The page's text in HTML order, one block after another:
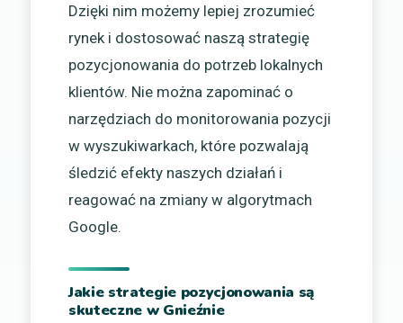
Dzięki nim możemy lepiej zrozumieć
rynek i dostosować naszą strategię
pozycjonowania do potrzeb lokalnych
klientów. Nie można zapominać o
narzędziach do monitorowania pozycji
w wyszukiwarkach, które pozwalają
śledzić efekty naszych działań i
reagować na zmiany w algorytmach
Google.
Jakie strategie pozycjonowania są
skuteczne w Gnieźnie